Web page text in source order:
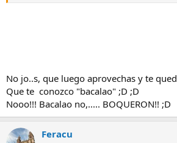
No jo..s, que luego aprovechas y te
Que te conozco "bacalao" ;D ;D
Nooo!!! Bacalao no,..... BOQUERON!! ;D
Feracu